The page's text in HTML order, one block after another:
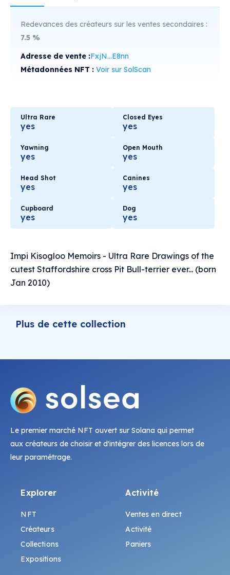
Redevances des créateurs sur les ventes secondaires :
7.5 %
Adresse de vente :FxjN...E8nn
Métadonnées NFT : Voir sur SolScan
Ultra Rare
yes
Closed Eyes
yes
Yawning
yes
Open Mouth
yes
Head Shot
yes
Canines
yes
Cupboard
yes
Dog
yes
Impi Kisogloo Memoirs - Ultra Rare Drawings of the
cutest Staffordshire cross Pit Bull-terrier ever... (born
Jan 2010)
Plus de cette collection
Le premier marché NFT ouvert sur Solana qui permet
aux créateurs de choisir et d'intégrer des licences lors de
leur paramétrage.
Explorer
NFT
Créateurs
Collections
Expositions
Activité
Ventes en direct
Activité
Paniers